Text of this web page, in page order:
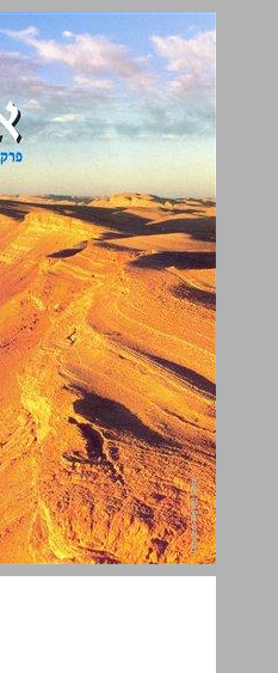
אל הנגב פרקים בגיאוגרפיה של דרום הארץ ... 0